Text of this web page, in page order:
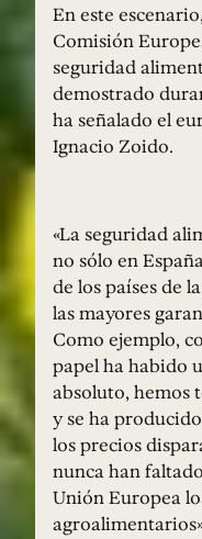
En este
Comisión
seguridad
demostrado
ha señalado el
Ignacio Zoido.
«La seguridad
no sólo en
de los países de
las mayores
Como ejemplo,
papel ha habido
absoluto, hemos
y se ha
los precios
nunca han
Unión Europea